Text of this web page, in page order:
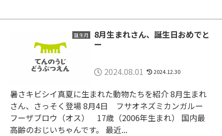
誕生月
8月生まれさん、誕生日おめでと
ー
2024.08.01 2024.12.30
暑さキビシイ真夏に生まれた動物たちを紹介 8月生まれ
さん、さっそく登場 8月4日 フサオネズミカンガルー
フーザブロウ（オス） 17歳（2006年生まれ） 国内最
高齢のおじいちゃんです。 最近...